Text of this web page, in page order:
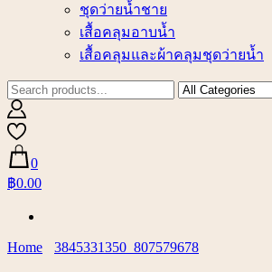
ชุดว่ายน้ำชาย
เสื้อคลุมอาบน้ำ
เสื้อคลุมและผ้าคลุมชุดว่ายน้ำ
0
฿0.00
Home 3845331350_807579678